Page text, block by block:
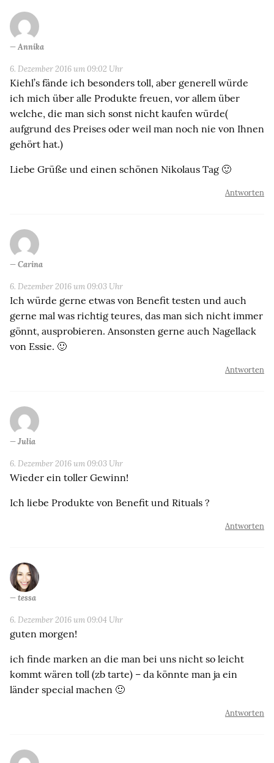
Annika
6. Dezember 2016 um 09:02 Uhr
Kiehl’s fände ich besonders toll, aber generell würde
ich mich über alle Produkte freuen, vor allem über
welche, die man sich sonst nicht kaufen würde(
aufgrund des Preises oder weil man noch nie von Ihnen
gehört hat.)
Liebe Grüße und einen schönen Nikolaus Tag 🙂
Antworten
Carina
6. Dezember 2016 um 09:03 Uhr
Ich würde gerne etwas von Benefit testen und auch
gerne mal was richtig teures, das man sich nicht immer
gönnt, ausprobieren. Ansonsten gerne auch Nagellack
von Essie. 🙂
Antworten
Julia
6. Dezember 2016 um 09:03 Uhr
Wieder ein toller Gewinn!
Ich liebe Produkte von Benefit und Rituals ?
Antworten
tessa
6. Dezember 2016 um 09:04 Uhr
guten morgen!
ich finde marken an die man bei uns nicht so leicht
kommt wären toll (zb tarte) – da könnte man ja ein
länder special machen 🙂
Antworten